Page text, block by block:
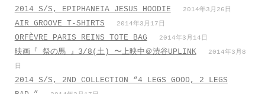
2014 S/S, EPIPHANEIA JESUS HOODIE 2014年3月26日
AIR GROOVE T-SHIRTS 2014年3月17日
ORFÈVRE PARIS REINS TOTE BAG 2014年3月14日
映画『 祭の馬 』3/8(土) 〜上映中＠渋谷UPLINK
2014年3月8
日
2014 S/S, 2ND COLLECTION “4 LEGS GOOD, 2 LEGS